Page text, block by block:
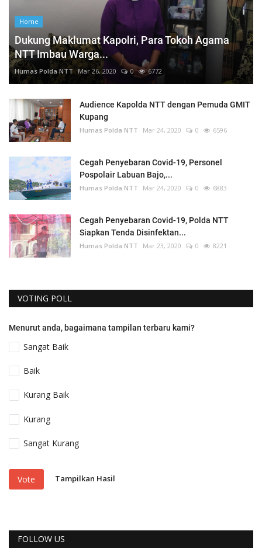
Home
Dukung Maklumat Kapolri, Para Tokoh Agama
NTT Imbau Warga...
Humas Polda NTT Mar 26, 2020 0 6772
Audience Kapolda NTT dengan Pemuda GMIT
Kupang
Humas Polda NTT Mar 24, 2020 0 6596
Cegah Penyebaran Covid-19, Personel
Pospolair Labuan Bajo,...
Humas Polda NTT Mar 24, 2020 0 6883
Cegah Penyebaran Covid-19, Polda NTT
Siapkan Tenda Disinfektan...
Humas Polda NTT Mar 23, 2020 0 8221
VOTING POLL
Menurut anda, bagaimana tampilan terbaru kami?
Sangat Baik
Baik
Kurang Baik
Kurang
Sangat Kurang
Vote Tampilkan Hasil
FOLLOW US